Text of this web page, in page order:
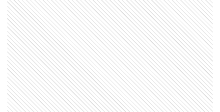
HISTORIA
Querido Mariano Moreno: estas son
las cartas de amor que Guadalupe
Cuenca, su esposa, le escribió luego
de su partida
MI PAIS
24 de junio: la increíble coincidencia
entre Fangio y Sabato